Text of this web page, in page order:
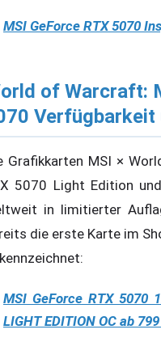
MSI GeForce RTX 5070
of Warcraft:
Verfügbarkeit
Grafikkarten MSI ×
5070 Light Edition
in limitierter
die erste Karte im
MSI GeForce RTX 5070
LIGHT EDITION OC ab